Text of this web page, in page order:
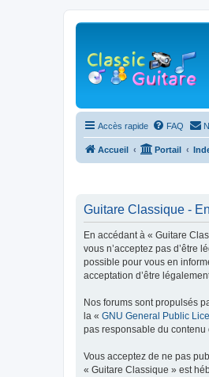
Accès rapide FAQ
Accueil Portail
Guitare Classique -
En accédant à « Guitare
vous n’acceptez pas d’être
possible pour vous en
acceptation d’être
Nos forums sont propulsés
la « GNU General Public
pas responsable du contenu
Vous acceptez de ne pas
« Guitare Classique » est